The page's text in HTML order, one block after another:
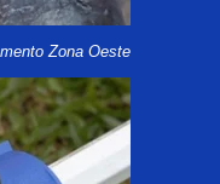
Zona Oeste